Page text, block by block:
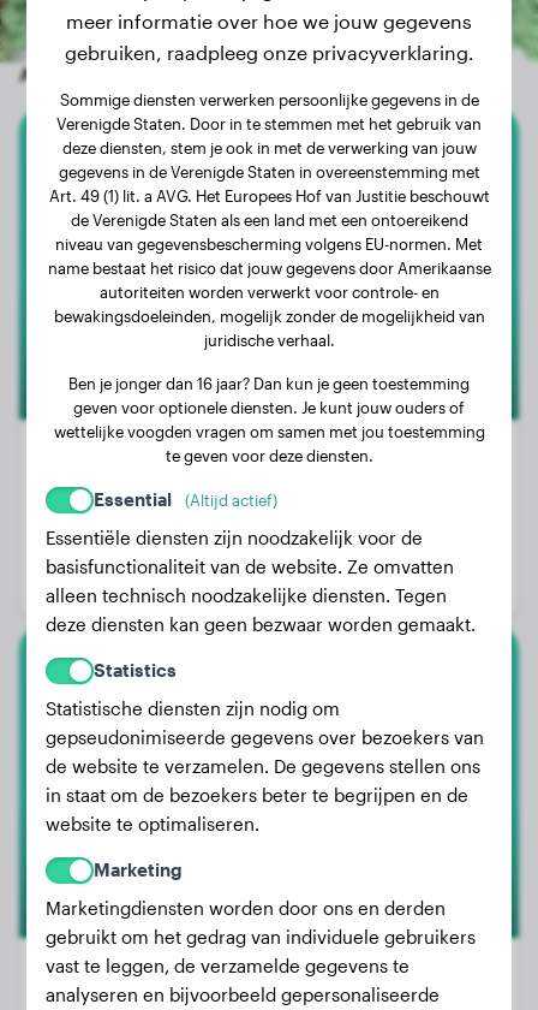
Andere willekeurige honden
Chihuahua
Aïko
Gewicht:
Leeftijd:
1 jaar, 2 maanden
Geslacht:
American Pit Bull Terrier
Danna
meer informatie over hoe we jouw gegevens
gebruiken, raadpleeg onze privacyverklaring.
Sommige diensten verwerken persoonlijke gegevens in de
Verenigde Staten. Door in te stemmen met het gebruik van
deze diensten, stem je ook in met de verwerking van jouw
gegevens in de Verenigde Staten in overeenstemming met
Art. 49 (1) lit. a AVG. Het Europees Hof van Justitie beschouwt
de Verenigde Staten als een land met een ontoereikend
niveau van gegevensbescherming volgens EU-normen. Met
name bestaat het risico dat jouw gegevens door Amerikaanse
autoriteiten worden verwerkt voor controle- en
bewakingsdoeleinden, mogelijk zonder de mogelijkheid van
juridische verhaal.
Ben je jonger dan 16 jaar? Dan kun je geen toestemming
geven voor optionele diensten. Je kunt jouw ouders of
wettelijke voogden vragen om samen met jou toestemming
te geven voor deze diensten.
Essential (Altijd actief)
Essentiële diensten zijn noodzakelijk voor de
basisfunctionaliteit van de website. Ze omvatten
alleen technisch noodzakelijke diensten. Tegen
deze diensten kan geen bezwaar worden gemaakt.
Statistics
Statistische diensten zijn nodig om
gepseudonimiseerde gegevens over bezoekers van
de website te verzamelen. De gegevens stellen ons
in staat om de bezoekers beter te begrijpen en de
website te optimaliseren.
Marketing
Marketingdiensten worden door ons en derden
gebruikt om het gedrag van individuele gebruikers
vast te leggen, de verzamelde gegevens te
analyseren en bijvoorbeeld gepersonaliseerde